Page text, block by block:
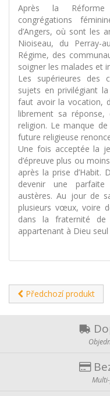
Après la Réforme
congrégations
d’Angers, où sont les
Nioiseau, du Perray-
Régime, des
soigner les malades et
Les supérieures des
sujets en privilégiant
faut avoir la vocation,
librement sa
religion. Le manque
future religieuse
Une fois acceptée la
d’épreuve plus ou
après la prise
devenir une
austères. Au jour de
plusieurs vœux, voire
dans la fraternité
appartenant à Dieu
Předchozí produkt